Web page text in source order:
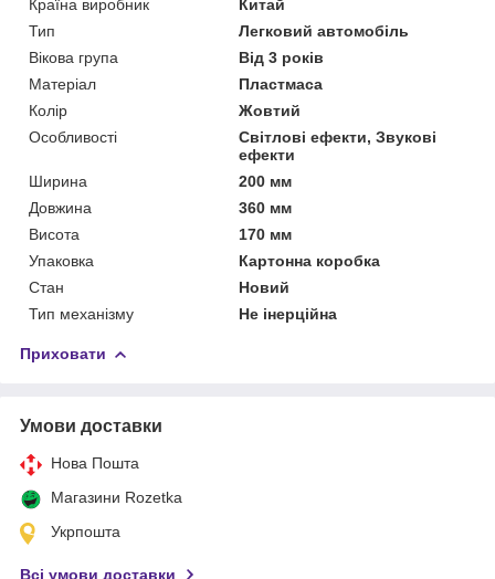
Країна виробник
Китай
Тип
Легковий автомобіль
Вікова група
Від 3 років
Матеріал
Пластмаса
Колір
Жовтий
Особливості
Світлові ефекти, Звукові
ефекти
Ширина
200 мм
Довжина
360 мм
Висота
170 мм
Упаковка
Картонна коробка
Стан
Новий
Тип механізму
Не інерційна
Приховати
Умови доставки
Нова Пошта
Магазини Rozetka
Укрпошта
Всі умови доставки